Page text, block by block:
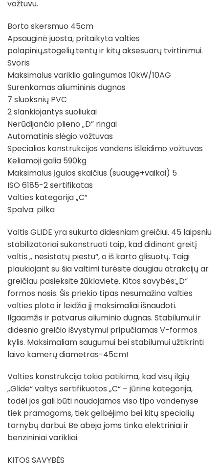
vožtuvu.
Borto skersmuo 45cm
Apsauginė juosta, pritaikyta valties
palapinių,stogelių.tentų ir kitų aksesuarų tvirtinimui.
Svoris
Maksimalus variklio galingumas 10kW/10AG
Surenkamas aliumininis dugnas
7 sluoksnių PVC
2 slankiojantys suoliukai
Nerūdijančio plieno „D” ringai
Automatinis slėgio vožtuvas
Specialios konstrukcijos vandens išleidimo vožtuvas
Keliamoji galia 590kg
Maksimalus įgulos skaičius (suaugę+vaikai) 5
ISO 6185-2 sertifikatas
Valties kategorija „C”
Spalva: pilka
Valtis GLIDE yra sukurta didesniam greičiui. 45 laipsniu
stabilizatoriai sukonstruoti taip, kad didinant greitį
valtis „ nesistotų piestu“, o iš karto glisuotų. Taigi
plaukiojant su šia valtimi turėsite daugiau atrakcijų ar
greičiau pasieksite žūklavietę. Kitos savybės:„D“
formos nosis. Šis priekio tipas nesumažina valties
valties ploto ir leidžia jį maksimaliai išnaudoti.
Ilgaamžis ir patvarus aliuminio dugnas. Stabilumui ir
didesnio greičio išvystymui pripučiamas V-formos
kylis. Maksimaliam saugumui bei stabilumui užtikrinti
laivo kamerų diametras-45cm!
Valties konstrukcija tokia patikima, kad visų ilgių
„Glide“ valtys sertifikuotos „C“ – jūrine kategorija,
todėl jos gali būti naudojamos viso tipo vandenyse
tiek pramogoms, tiek gelbėjimo bei kitų specialių
tarnybų darbui. Be abejo joms tinka elektriniai ir
benzininiai varikliai.
KITOS SAVYBĖS